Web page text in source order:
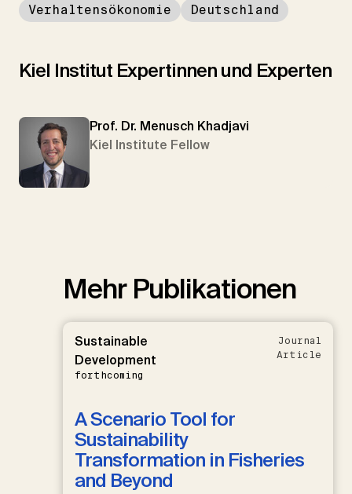
Verhaltensökonomie Deutschland
Kiel Institut Expertinnen und Experten
Prof. Dr. Menusch Khadjavi
Kiel Institute Fellow
Mehr Publikationen
Sustainable
Development
forthcoming
Journal
Article
A Scenario Tool for
Sustainability
Transformation in Fisheries
and Beyond